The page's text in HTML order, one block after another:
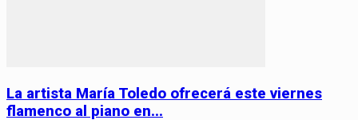
La artista María Toledo ofrecerá este viernes
flamenco al piano en...